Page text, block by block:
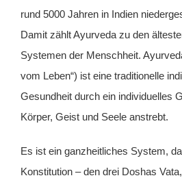
rund 5000 Jahren in Indien
Damit zählt Ayurveda zu den
Systemen der Menschheit.
vom Leben“) ist eine traditionelle
Gesundheit durch ein individuelles
Körper, Geist und Seele anstrebt.
Es ist ein ganzheitliches System,
Konstitution – den drei Doshas